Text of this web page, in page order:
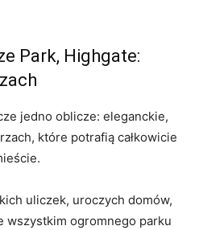
Park, Highgate:
jedno oblicze: eleganckie,
które potrafią całkowicie
uliczek, uroczych domów,
wszystkim ogromnego parku